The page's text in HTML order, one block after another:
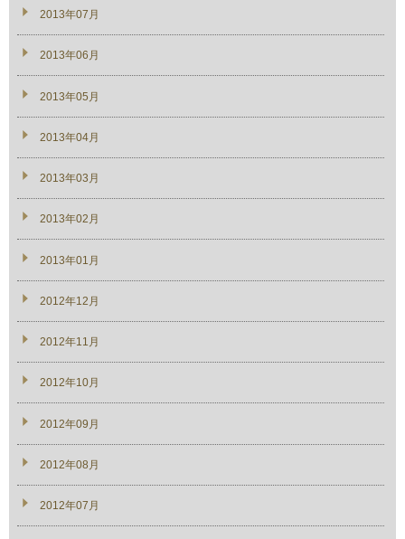
2013年07月
2013年06月
2013年05月
2013年04月
2013年03月
2013年02月
2013年01月
2012年12月
2012年11月
2012年10月
2012年09月
2012年08月
2012年07月